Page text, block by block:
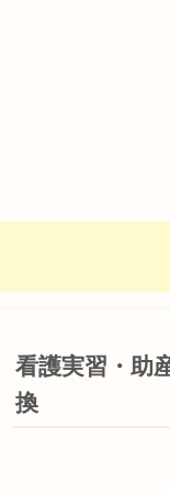
看護実習・助
換